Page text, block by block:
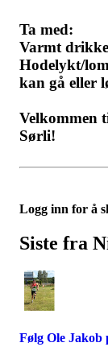
Ta med:
Varmt
Hodelykt/
kan gå eller
Velkommen
Sørli!
Logg inn for å
Siste fra
Følg Ole Jakob